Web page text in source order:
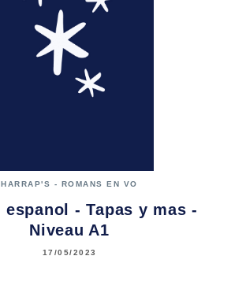
HARRAP'S - ROMANS EN VO
espanol - Tapas y mas -
Niveau A1
17/05/2023